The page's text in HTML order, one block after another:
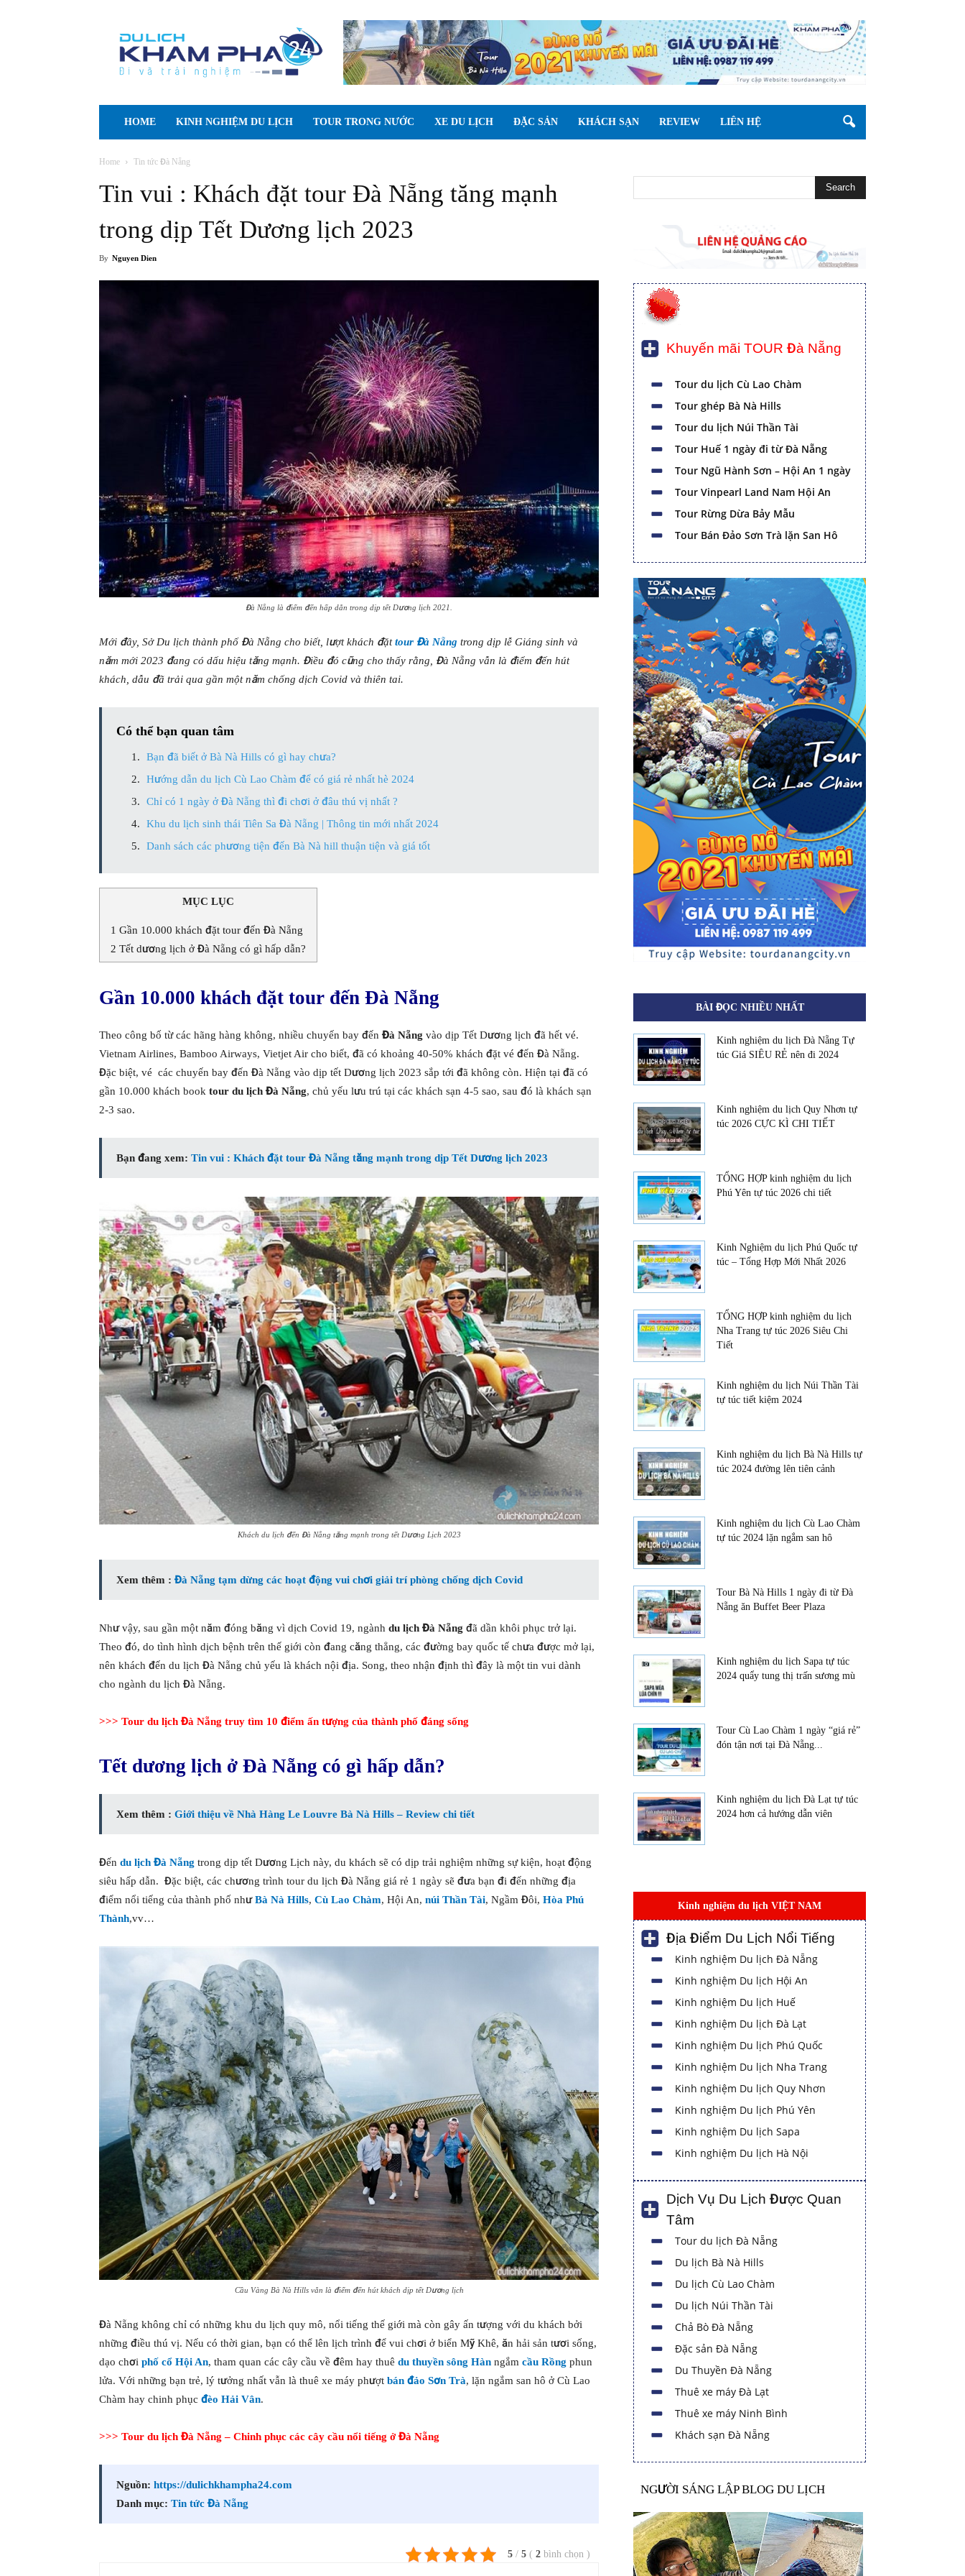
nang
Du
lịch
túc
HOME KINH NGHIỆM DU LỊCH TOUR TRONG NƯỚC XE DU LỊCH ĐẶC SẢN KHÁCH SẠN REVIEW LIÊN HỆ
Home Tin tức Đà Nẵng
Tin vui : Khách đặt tour Đà Nẵng tăng mạnh
trong dịp Tết Dương lịch 2023
By Nguyen Dien
Đà Nẵng là điểm đến hấp dẫn trong dịp tết Dương lịch 2021.
Mới đây, Sở Du lịch thành phố Đà Nẵng cho biết, lượt khách đặttour Đà Nẵng trong dịp lễ Giáng sinh và
năm mới 2023 đang có dấu hiệu tăng mạnh. Điều đó cũng cho thấy rằng, Đà Nẵng vẫn là điểm đến hút
khách, dẫu đã trải qua gần một năm chống dịch Covid và thiên tai.
Có thể bạn quan tâm
Bạn đã biết ở Bà Nà Hills có gì hay chưa?
Hướng dẫn du lịch Cù Lao Chàm để có giá rẻ nhất hè 2024
Chỉ có 1 ngày ở Đà Nẵng thì đi chơi ở đâu thú vị nhất ?
Khu du lịch sinh thái Tiên Sa Đà Nẵng | Thông tin mới nhất 2024
Danh sách các phương tiện đến Bà Nà hill thuận tiện và giá tốt
MỤC LỤC
1 Gần 10.000 khách đặt tour đến Đà Nẵng
2 Tết dương lịch ở Đà Nẵng có gì hấp dẫn?
Gần 10.000 khách đặt tour đến Đà Nẵng
Theo công bố từ các hãng hàng không, nhiều chuyến bay đến Đà Nẵng vào dịp Tết Dương lịch đã hết vé.
Vietnam Airlines, Bamboo Airways, Vietjet Air cho biết, đã có khoảng 40-50% khách đặt vé đến Đà Nẵng.
Đặc biệt, vé các chuyến bay đến Đà Nẵng vào dịp tết Dương lịch 2023 sắp tới đã không còn. Hiện tại đã có
gần 10.000 khách book tour du lịch Đà Nẵng, chủ yếu lưu trú tại các khách sạn 4-5 sao, sau đó là khách sạn
2-3 sao.
Bạn đang xem: Tin vui : Khách đặt tour Đà Nẵng tăng mạnh trong dịp Tết Dương lịch 2023
Khách du lịch đến Đà Nẵng tăng mạnh trong tết Dương Lịch 2023
Xem thêm : Đà Nẵng tạm dừng các hoạt động vui chơi giải trí phòng chống dịch Covid
Như vậy, sau gần một năm đóng băng vì dịch Covid 19, ngành du lịch Đà Nẵng đã dần khôi phục trở lại.
Theo đó, do tình hình dịch bệnh trên thế giới còn đang căng thẳng, các đường bay quốc tế chưa được mở lại,
nên khách đến du lịch Đà Nẵng chủ yếu là khách nội địa. Song, theo nhận định thì đây là một tin vui dành
cho ngành du lịch Đà Nẵng.
>>> Tour du lịch Đà Nẵng truy tìm 10 điểm ấn tượng của thành phố đáng sống
Tết dương lịch ở Đà Nẵng có gì hấp dẫn?
Xem thêm : Giới thiệu về Nhà Hàng Le Louvre Bà Nà Hills – Review chi tiết
Đến du lịch Đà Nẵng trong dịp tết Dương Lịch này, du khách sẽ có dịp trải nghiệm những sự kiện, hoạt động
siêu hấp dẫn. Đặc biệt, các chương trình tour du lịch Đà Nẵng giá rẻ 1 ngày sẽ đưa bạn đi đến những địa
điểm nổi tiếng của thành phố nhưBà Nà Hills, Cù Lao Chàm, Hội An, núi Thần Tài, Ngầm Đôi, Hòa Phú
Thành,vv…
Cầu Vàng Bà Nà Hills vẫn là điểm đến hút khách dịp tết Dương lịch
Đà Nẵng không chỉ có những khu du lịch quy mô, nổi tiếng thế giới mà còn gây ấn tượng với du khách bởi
những điều thú vị. Nếu có thời gian, bạn có thể lên lịch trình để vui chơi ở biển Mỹ Khê, ăn hải sản tươi sống,
dạo chơi phố cổ Hội An, tham quan các cây cầu về đêm hay thuê du thuyền sông Hàn ngắm cầu Rồng phun
lửa. Với những bạn trẻ, lý tưởng nhất vẫn là thuê xe máy phượt bán đảo Sơn Trà, lặn ngắm san hô ở Cù Lao
Chàm hay chinh phục đèo Hải Vân.
>>> Tour du lịch Đà Nẵng – Chinh phục các cây cầu nổi tiếng ở Đà Nẵng
Nguồn: https://dulichkhampha24.com
Danh mục: Tin tức Đà Nẵng
5 / 5 ( 2 bình chọn )
Khuyến mãi TOUR Đà Nẵng
Tour du lịch Cù Lao Chàm
Tour ghép Bà Nà Hills
Tour du lịch Núi Thần Tài
Tour Huế 1 ngày đi từ Đà Nẵng
Tour Ngũ Hành Sơn – Hội An 1 ngày
Tour Vinpearl Land Nam Hội An
Tour Rừng Dừa Bảy Mẫu
Tour Bán Đảo Sơn Trà lặn San Hô
BÀI ĐỌC NHIỀU NHẤT
Kinh nghiệm du lịch Đà Nẵng Tự
túc Giá SIÊU RẺ nên đi 2024
Kinh nghiệm du lịch Quy Nhơn tự
túc 2026 CỰC KÌ CHI TIẾT
TỔNG HỢP kinh nghiệm du lịch
Phú Yên tự túc 2026 chi tiết
Kinh Nghiệm du lịch Phú Quốc tự
túc – Tổng Hợp Mới Nhất 2026
TỔNG HỢP kinh nghiệm du lịch
Nha Trang tự túc 2026 Siêu Chi
Tiết
Kinh nghiệm du lịch Núi Thần Tài
tự túc tiết kiệm 2024
Kinh nghiệm du lịch Bà Nà Hills tự
túc 2024 đường lên tiên cảnh
Kinh nghiệm du lịch Cù Lao Chàm
tự túc 2024 lặn ngắm san hô
Tour Bà Nà Hills 1 ngày đi từ Đà
Nẵng ăn Buffet Beer Plaza
Kinh nghiệm du lịch Sapa tự túc
2024 quẩy tung thị trấn sương mù
Tour Cù Lao Chàm 1 ngày “giá rẻ”
đón tận nơi tại Đà Nẵng...
Kinh nghiệm du lịch Đà Lạt tự túc
2024 hơn cả hướng dẫn viên
Kinh nghiệm du lịch VIỆT NAM
Địa Điểm Du Lịch Nổi Tiếng
Kinh nghiệm Du lịch Đà Nẵng
Kinh nghiệm Du lịch Hội An
Kinh nghiệm Du lịch Huế
Kinh nghiệm Du lịch Đà Lạt
Kinh nghiệm Du lịch Phú Quốc
Kinh nghiệm Du lịch Nha Trang
Kinh nghiệm Du lịch Quy Nhơn
Kinh nghiệm Du lịch Phú Yên
Kinh nghiệm Du lịch Sapa
Kinh nghiệm Du lịch Hà Nội
Dịch Vụ Du Lịch Được Quan
Tâm
Tour du lịch Đà Nẵng
Du lịch Bà Nà Hills
Du lịch Cù Lao Chàm
Du lịch Núi Thần Tài
Chả Bò Đà Nẵng
Đặc sản Đà Nẵng
Du Thuyền Đà Nẵng
Thuê xe máy Đà Lạt
Thuê xe máy Ninh Bình
Khách sạn Đà Nẵng
NGƯỜI SÁNG LẬP BLOG DU LỊCH